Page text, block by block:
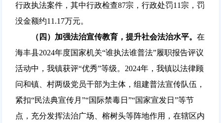
行政执法案件，其中行政检查87宗，行政处罚11宗，罚
没金额约11.17万元。
（四）加强法治宣传教育，提升社会法治水平。 在
海丰县2024年度国家机关“谁执法谁普法”履职报告评议
活动中，我镇获评“优秀”等级。2024年，我镇以法律顾
问和镇、村两级党员干部为主体，组建普法宣传队伍，
紧扣“民法典宣传月”“国际禁毒日”“国家宣发日”等节
点，充分发挥法治广场、榕树头等阵地作用，在辖区内